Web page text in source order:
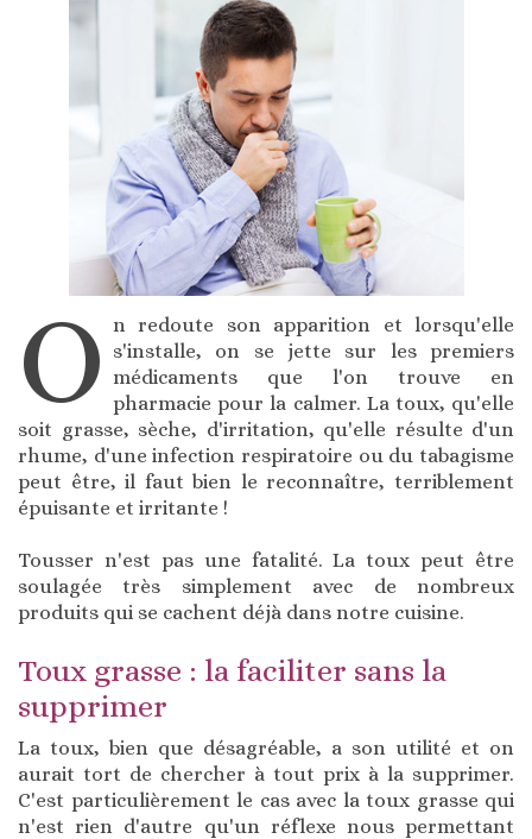
O n redoute son apparition et lorsqu'elle
s'installe, on se jette sur les premiers
médicaments que l'on trouve en
pharmacie pour la calmer. La toux, qu'elle
soit grasse, sèche, d'irritation, qu'elle résulte d'un
rhume, d'une infection respiratoire ou du tabagisme
peut être, il faut bien le reconnaître, terriblement
épuisante et irritante !
Tousser n'est pas une fatalité. La toux peut être
soulagée très simplement avec de nombreux
produits qui se cachent déjà dans notre cuisine.
Toux grasse : la faciliter sans la
supprimer
La toux, bien que désagréable, a son utilité et on
aurait tort de chercher à tout prix à la supprimer.
C'est particulièrement le cas avec la toux grasse qui
n'est rien d'autre qu'un réflexe nous permettant